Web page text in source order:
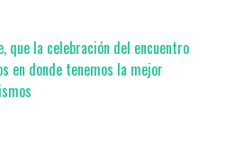
que la celebración del encuentro
en donde tenemos la mejor